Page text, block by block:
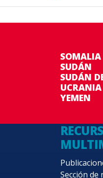
SOMALIA
SUDÁN
SUDÁN
UCRANIA
YEMEN
Sección de